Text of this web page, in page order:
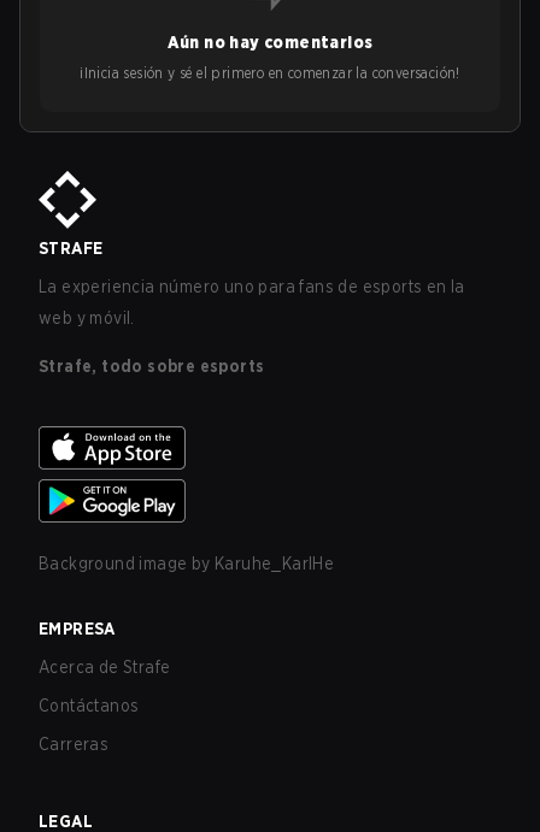
Aún no hay comentarios
¡Inicia sesión y sé el primero en comenzar la conversación!
STRAFE
La experiencia número uno para fans de esports en la
web y móvil.
Strafe, todo sobre esports
Background image by Karuhe_KarlHe
EMPRESA
Acerca de Strafe
Contáctanos
Carreras
LEGAL